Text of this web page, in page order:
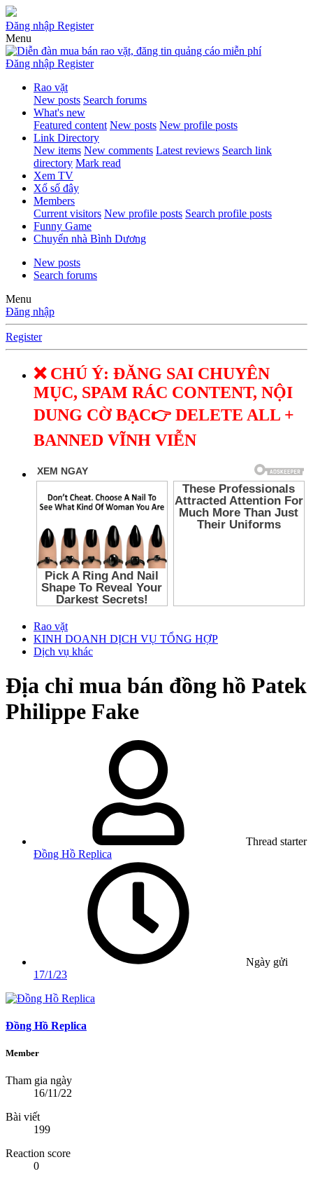
Đăng nhập Register
Menu
Đăng nhập Register
Rao vặt
New posts Search forums
What's new
Featured content New posts New profile posts
Link Directory
New items New comments Latest reviews Search link
directory Mark read
Xem TV
Xổ số đây
Members
Current visitors New profile posts Search profile posts
Funny Game
Chuyển nhà Bình Dương
New posts
Search forums
Menu
Đăng nhập
Register
❌ CHÚ Ý: ĐĂNG SAI CHUYÊN
MỤC, SPAM RÁC CONTENT, NỘI
DUNG CỜ BẠC👉 DELETE ALL +
BANNED VĨNH VIỄN
Rao vặt
KINH DOANH DỊCH VỤ TỔNG HỢP
Dịch vụ khác
Địa chỉ mua bán đồng hồ Patek
Philippe Fake
Thread starter
Đồng Hồ Replica
Ngày gửi
17/1/23
Đồng Hồ Replica
Member
Tham gia ngày
16/11/22
Bài viết
199
Reaction score
0